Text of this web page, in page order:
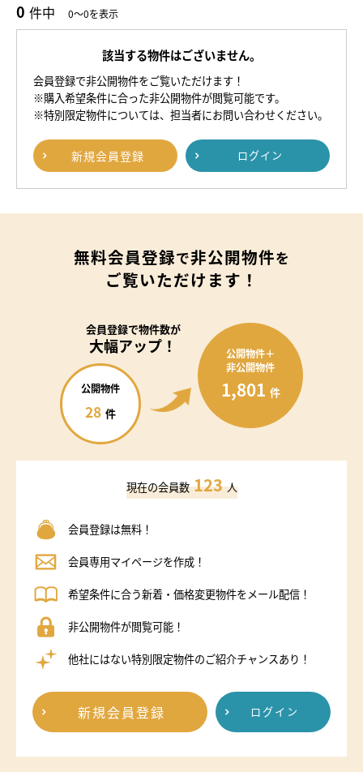
0 件中 0～0を表示
該当する物件はございません。
会員登録で非公開物件をご覧いただけます！
※購入希望条件に合った非公開物件が閲覧可能です。
※特別限定物件については、担当者にお問い合わせください。
新規会員登録 ログイン
無料会員登録で非公開物件を
ご覧いただけます！
会員登録で物件数が
大幅アップ！
公開物件
28 件
公開物件＋
非公開物件
1,801 件
現在の会員数 123 人
会員登録は無料！
会員専用マイページを作成！
希望条件に合う新着・価格変更物件をメール配信！
非公開物件が閲覧可能！
他社にはない特別限定物件のご紹介チャンスあり！
新規会員登録 ログイン